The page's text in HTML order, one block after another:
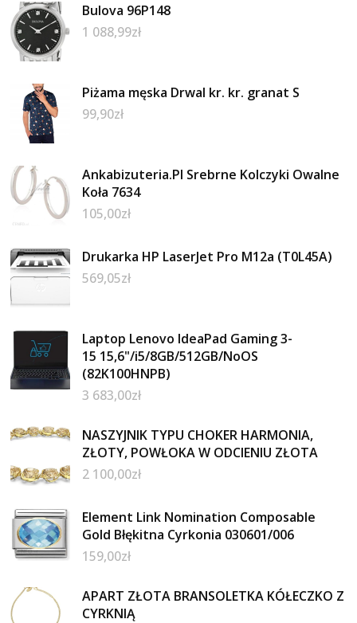
Bulova 96P148
1 088,99zł
Piżama męska Drwal kr. kr. granat S
99,90zł
Ankabizuteria.Pl Srebrne Kolczyki Owalne
Koła 7634
105,00zł
Drukarka HP LaserJet Pro M12a (T0L45A)
569,05zł
Laptop Lenovo IdeaPad Gaming 3-
15 15,6"/i5/8GB/512GB/NoOS
(82K100HNPB)
3 683,00zł
NASZYJNIK TYPU CHOKER HARMONIA,
ZŁOTY, POWŁOKA W ODCIENIU ZŁOTA
2 100,00zł
Element Link Nomination Composable
Gold Błękitna Cyrkonia 030601/006
159,00zł
APART ZŁOTA BRANSOLETKA KÓŁECZKO Z
CYRKNIĄ